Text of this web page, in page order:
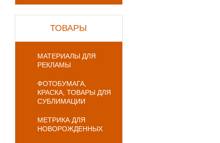
ТОВАРЫ
МАТЕРИАЛЫ ДЛЯ
РЕКЛАМЫ
ФОТОБУМАГА,
КРАСКА, ТОВАРЫ ДЛЯ
СУБЛИМАЦИИ
МЕТРИКА ДЛЯ
НОВОРОЖДЕННЫХ